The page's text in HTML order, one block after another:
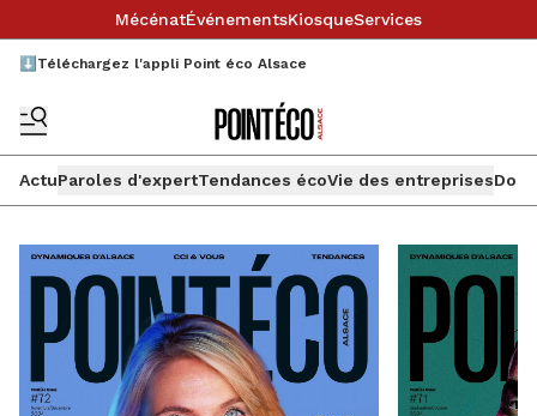
MécénatÉvénementsKiosqueServices
⬇️Téléchargez l'appli Point éco Alsace
ActuParoles d'expertTendances écoVie des entreprises